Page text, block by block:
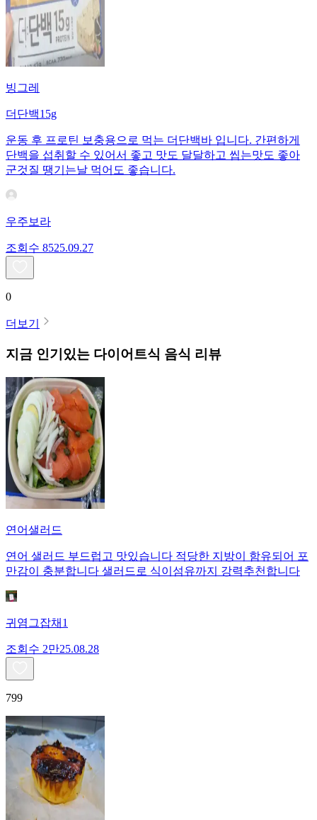
빙그레
더단백15g
운동 후 프로틴 보충용으로 먹는 더단백바 입니다. 간편하게
단백을 섭취할 수 있어서 좋고 맛도 달달하고 씹는맛도 좋아
군것질 땡기는날 먹어도 좋습니다.
우주보라
조회수 8525.09.27
0
더보기
지금 인기있는 다이어트식 음식 리뷰
연어샐러드
연어 샐러드 부드럽고 맛있습니다 적당한 지방이 함유되어 포
만감이 충분합니다 샐러드로 식이섬유까지 강력추천합니다
귀염그잡채1
조회수 2만25.08.28
799